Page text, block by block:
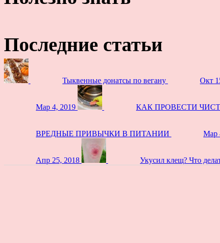
Последние статьи
Тыквенные донатсы по вегану Окт
Мар 4, 2019 КАК ПРОВЕСТИ
ВРЕДНЫЕ ПРИВЫЧКИ В ПИТАНИИ Мар
Апр 25, 2018 Укусил клещ? Что